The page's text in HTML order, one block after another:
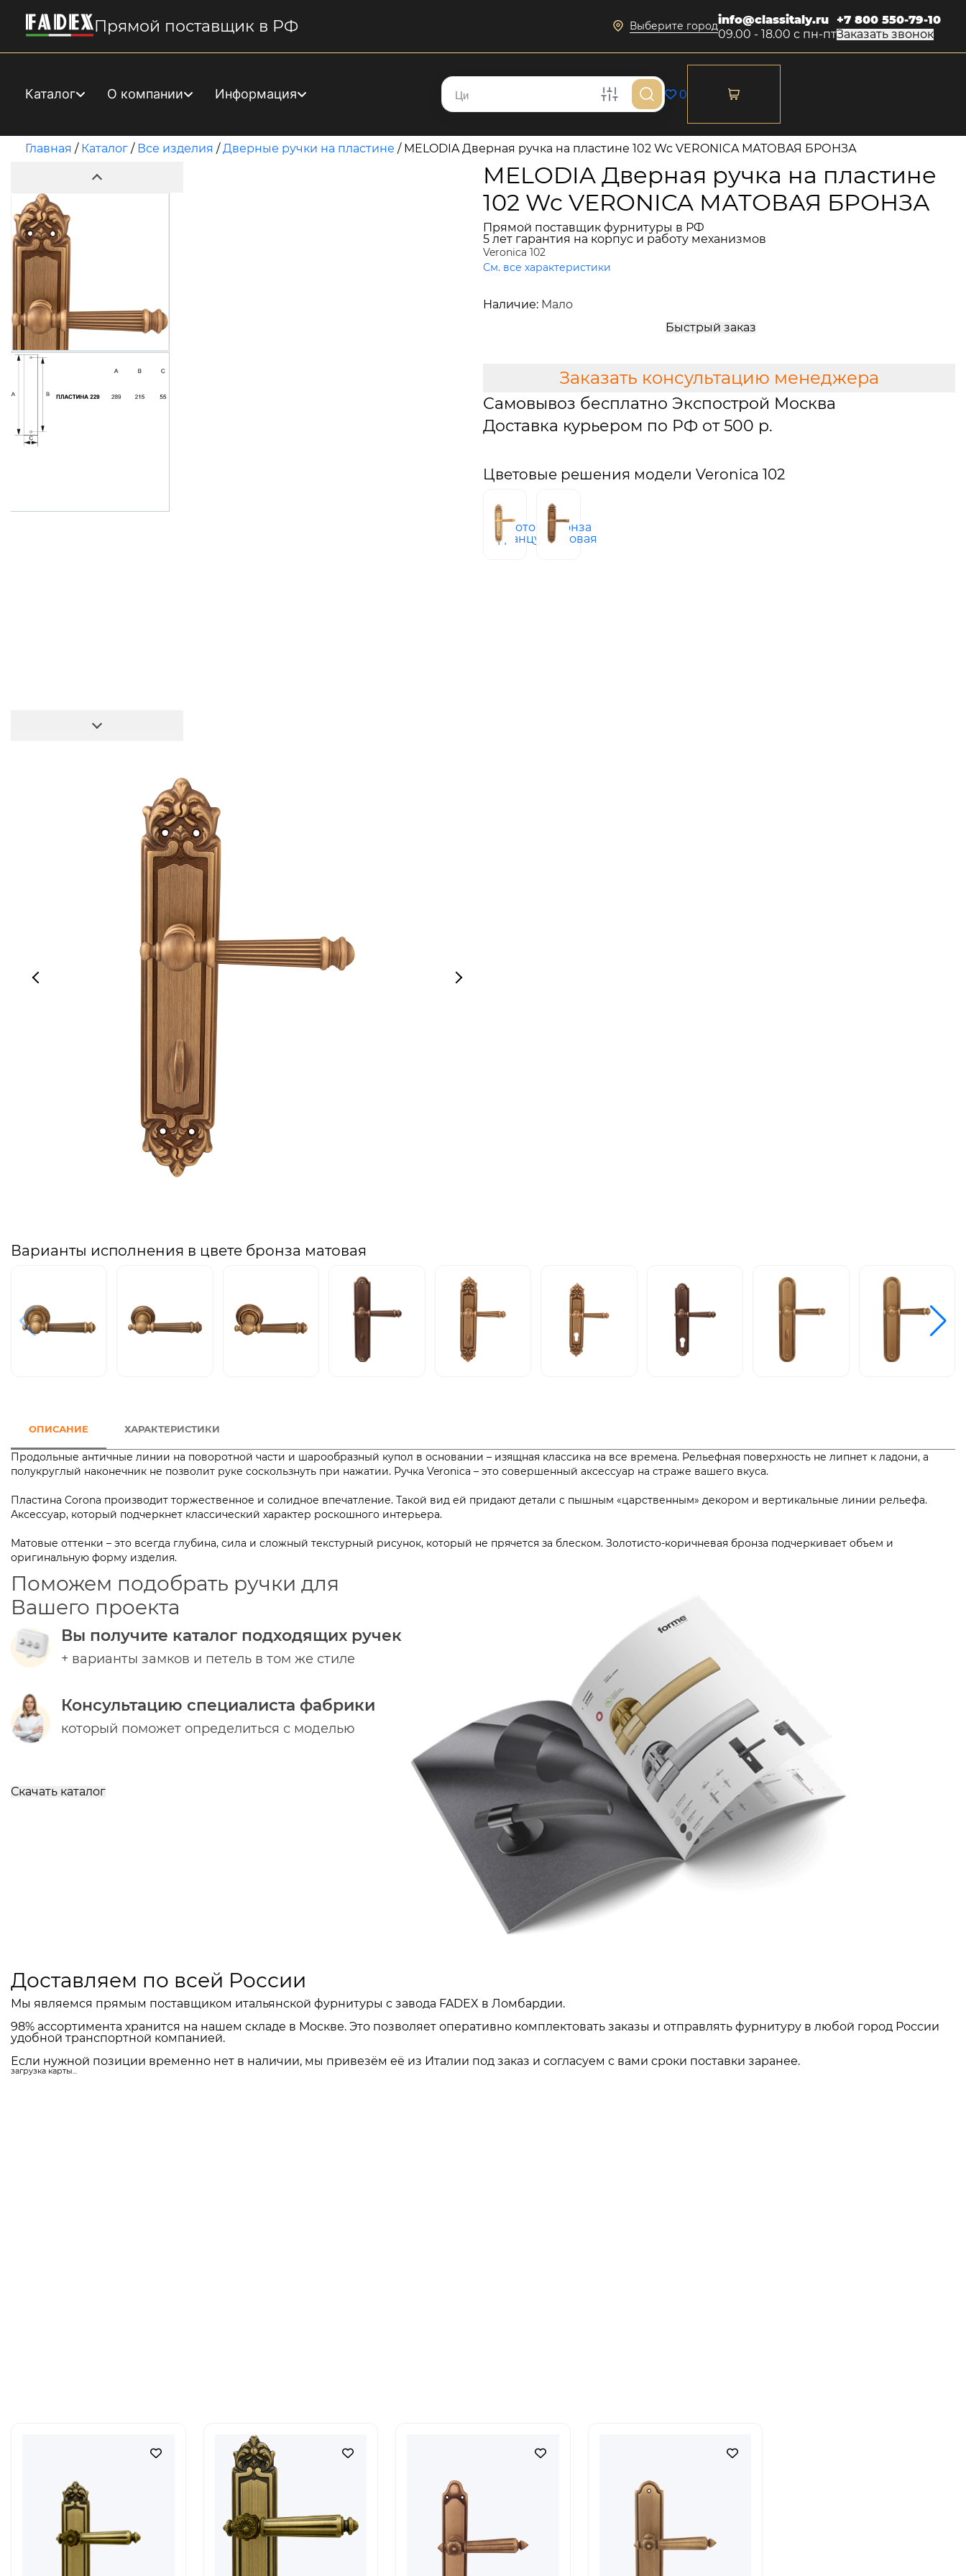
Прямой поставщик в РФ Выберите городinfo@classitaly.ru
09.00 - 18.00 с пн-пт
+7 800 550-79-10
Заказать звонок
Каталог О компании Информация 0
Главная / Каталог / Все изделия /Дверные ручки на пластине / MELODIA Дверная ручка на пластине 102 Wc VERONICA МАТОВАЯ БРОНЗА
MELODIA Дверная ручка на пластине
102 Wc VERONICA МАТОВАЯ БРОНЗА
Прямой поставщик фурнитуры в РФ
5 лет гарантия на корпус и работу механизмов
Veronica 102
См. все характеристики
Наличие: Мало
Быстрый заказ
Заказать консультацию менеджера
Самовывоз бесплатно Экспострой Москва
Доставка курьером по РФ от 500 р.
Цветовые решения модели Veronica 102
золото
французское
бронза
матовая
Варианты исполнения в цвете бронза матовая
ОПИСАНИЕ ХАРАКТЕРИСТИКИ
Продольные античные линии на поворотной части и шарообразный купол в основании – изящная классика на все времена. Рельефная поверхность не липнет к ладони, а
полукруглый наконечник не позволит руке соскользнуть при нажатии. Ручка Veronica – это совершенный аксессуар на страже вашего вкуса.
Пластина Corona производит торжественное и солидное впечатление. Такой вид ей придают детали с пышным «царственным» декором и вертикальные линии рельефа.
Аксессуар, который подчеркнет классический характер роскошного интерьера.
Матовые оттенки – это всегда глубина, сила и сложный текстурный рисунок, который не прячется за блеском. Золотисто-коричневая бронза подчеркивает объем и
оригинальную форму изделия.
Поможем подобрать ручки для
Вашего проекта
Вы получите каталог подходящих ручек
+ варианты замков и петель в том же стиле
Консультацию специалиста фабрики
который поможет определиться с моделью
Скачать каталог
Доставляем по всей России
Мы являемся прямым поставщиком итальянской фурнитуры с завода FADEX в Ломбардии.
98% ассортимента хранится на нашем складе в Москве. Это позволяет оперативно комплектовать заказы и отправлять фурнитуру в любой город России
удобной транспортной компанией.
Если нужной позиции временно нет в наличии, мы привезём её из Италии под заказ и согласуем с вами сроки поставки заранее.
загрузка карты...